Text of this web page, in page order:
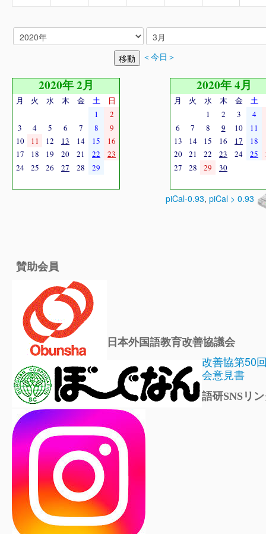
＜今日＞
2020年 2月
月 火 水 木 金 土
日
1
2
3
4 5 6 7 8
9
10
11 12 13 14 15
16
17
18 19 20 21 22
23
24
25 26 27 28 29
2020年 4月
月 火 水 木 金 土
1
2 3
4
6
7 8 9 10 11
13
14 15 16 17 18
20
21 22 23 24 25
27
28 29 30
piCal-0.93, piCal > 0.93
賛助会員
日本外国語教育改善協議会
改善協第50
会意見書
語研SNSリ